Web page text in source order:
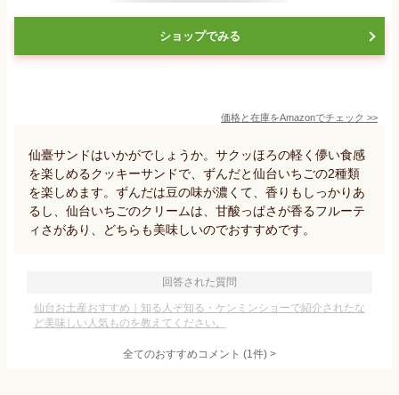
ショップでみる
価格と在庫をAmazonでチェック >>
仙臺サンドはいかがでしょうか。サクッほろの軽く儚い食感
を楽しめるクッキーサンドで、ずんだと仙台いちごの2種類
を楽しめます。ずんだは豆の味が濃くて、香りもしっかりあ
るし、仙台いちごのクリームは、甘酸っぱさが香るフルーテ
ィさがあり、どちらも美味しいのでおすすめです。
回答された質問
仙台お土産おすすめ｜知る人ぞ知る・ケンミンショーで紹介されたな
ど美味しい人気ものを教えてください。
全てのおすすめコメント (1件) >